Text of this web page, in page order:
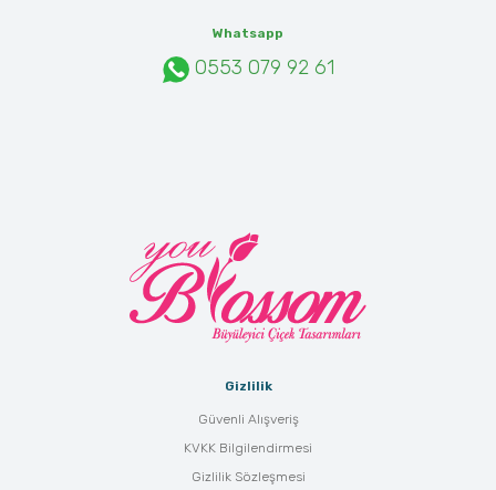
Whatsapp
0553 079 92 61
Gizlilik
Güvenli Alışveriş
KVKK Bilgilendirmesi
Gizlilik Sözleşmesi